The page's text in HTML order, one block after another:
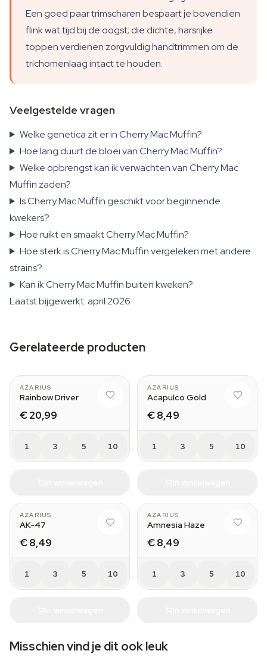
Een goed paar trimscharen bespaart je bovendien
flink wat tijd bij de oogst; die dichte, harsrijke
toppen verdienen zorgvuldig handtrimmen om de
trichomenlaag intact te houden.
Veelgestelde vragen
Welke genetica zit er in Cherry Mac Muffin?
Hoe lang duurt de bloei van Cherry Mac Muffin?
Welke opbrengst kan ik verwachten van Cherry Mac
Muffin zaden?
Is Cherry Mac Muffin geschikt voor beginnende
kwekers?
Hoe ruikt en smaakt Cherry Mac Muffin?
Hoe sterk is Cherry Mac Muffin vergeleken met andere
strains?
Kan ik Cherry Mac Muffin buiten kweken?
Laatst bijgewerkt: april 2026
Gerelateerde producten
AZARIUS
Rainbow Driver
€ 20,99
1 3 5 10
AZARIUS
Acapulco Gold
€ 8,49
1 3 5 10
AZARIUS
AK-47
€ 8,49
1 3 5 10
AZARIUS
Amnesia Haze
€ 8,49
1 3 5 10
Misschien vind je dit ook leuk